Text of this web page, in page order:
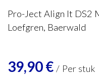
Pro-Ject Align It DS2
Loefgren, Baerwald
39,90€ / Per stuk